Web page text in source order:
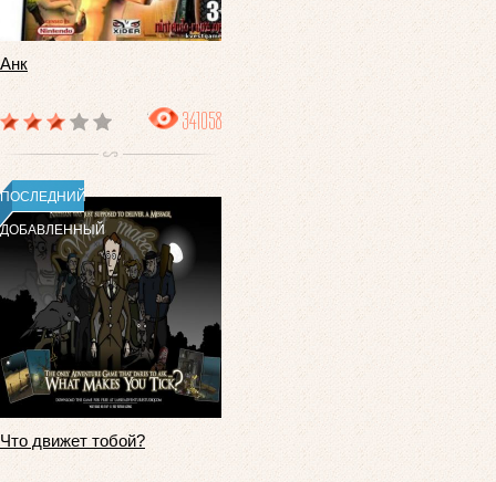
Анк
341058
ПОСЛЕДНИЙ
ДОБАВЛЕННЫЙ
Что движет тобой?